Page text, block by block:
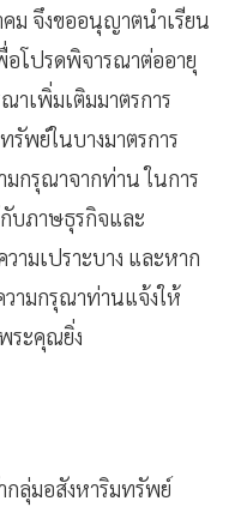
ม จึงขออนุญาตนำเรียน
อโปรดพิจารณาต่ออายุ
าเพิ่มเติมมาตรการ
พย์ในบางมาตรการ
มกรุณาจากท่าน ในการ
บภาษธุรกิจและ
ามเปราะบาง และหาก
ามกรุณาท่านแจ้งให้
ระคุณยิ่ง
กลุ่มอสังหาริมทรัพย์